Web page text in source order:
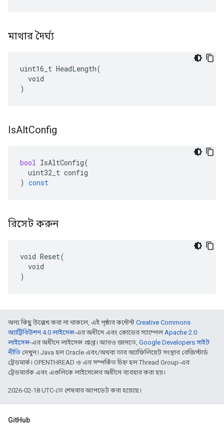
মাথার দৈর্ঘ্য
uint16_t HeadLength(
  void
)
IsAltConfig
bool IsAltConfig(
uint32_t config
) const
রিসেট করুন
void Reset(
  void
)
অন্য কিছু উল্লেখ করা না থাকলে, এই পৃষ্ঠার কন্টেন্ট Creative Commons
অ্যাট্রিবিউশন 4.0 লাইসেন্স-এর অধীনে এবং কোডের স্যাম্পেলApache 2.0
লাইসেন্স-এর অধীনে লাইসেন্স প্রাপ্ত। আরও জানতে, Google Developers সাইট
নীতি দেখুন। Java হল Oracle এবং/অথবা তার অ্যাফিলিয়েট সংস্থার রেজিস্টার্ড
ট্রেডমার্ক। OPENTHREAD ও এর সম্পর্কিত চিহ্ন হল Thread Group-এর
ট্রেডমার্রক এবং এগুলিকে লাইসেন্সের অধীনে ব্যবহার করা হয়।
2026-02-18 UTC-তে শেষবার আপডেট করা হয়েছে।
GitHub